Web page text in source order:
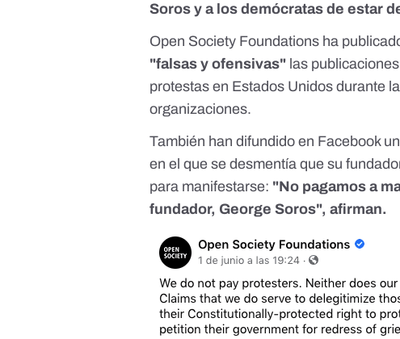
Soros y a los demócratas de estar
Open Society Foundations ha
"falsas y ofensivas" las
protestas en Estados Unidos durante
organizaciones.
También han difundido en Facebookun
en el que se desmentía que su
para manifestarse: "No pagamos a
fundador, George Soros", afirman.